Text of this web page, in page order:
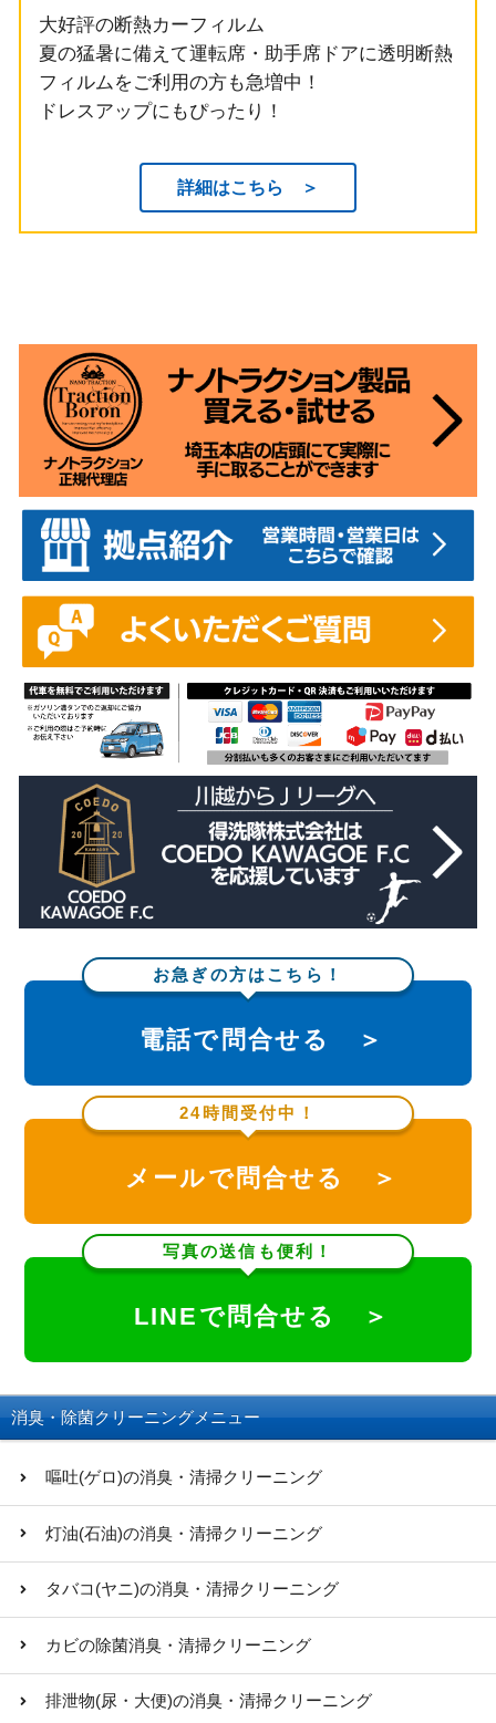
大好評の断熱カーフィルム
夏の猛暑に備えて運転席・助手席ドアに透明断熱
フィルムをご利用の方も急増中！
ドレスアップにもぴったり！
詳細はこちら ＞
お急ぎの方はこちら！
電話で問合せる ＞
24時間受付中！
メールで問合せる ＞
写真の送信も便利！
LINEで問合せる ＞
消臭・除菌クリーニングメニュー
嘔吐(ゲロ)の消臭・清掃クリーニング
灯油(石油)の消臭・清掃クリーニング
タバコ(ヤニ)の消臭・清掃クリーニング
カビの除菌消臭・清掃クリーニング
排泄物(尿・大便)の消臭・清掃クリーニング